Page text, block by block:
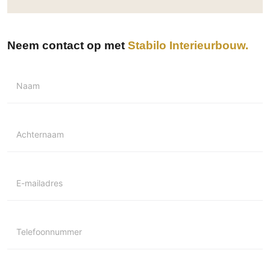
Neem contact op met Stabilo Interieurbouw
Naam
Achternaam
E-mailadres
Telefoonnummer